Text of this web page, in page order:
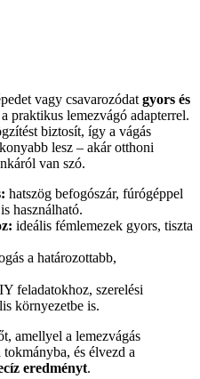
vagy csavarozódat gyors és
praktikus lemezvágó adapterrel.
biztosít, így a vágás
lesz – akár otthoni
van szó.
hatszög befogószár, fúrógéppel
használható.
ideális fémlemezek gyors, tiszta
a határozottabb,
feladatokhoz, szerelési
környezetbe is.
amellyel a lemezvágás
és élvezd a
eredményt.